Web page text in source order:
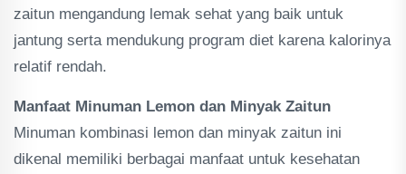
zaitun mengandung lemak sehat yang baik untuk
jantung serta mendukung program diet karena kalorinya
relatif rendah.
Manfaat Minuman Lemon dan Minyak Zaitun
Minuman kombinasi lemon dan minyak zaitun ini
dikenal memiliki berbagai manfaat untuk kesehatan